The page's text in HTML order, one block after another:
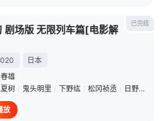
已完结
剧场版 无限列车篇[电影解
日本
雄
树 / 鬼头明里 / 下野纮 / 松冈祯丞 / 日野聪
放